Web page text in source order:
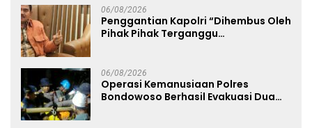
06/08/2026
Penggantian Kapolri “Dihembus Oleh
Pihak Pihak Terganggu
06/08/2026
Operasi Kemanusiaan Polres
Bondowoso Berhasil Evakuasi Dua